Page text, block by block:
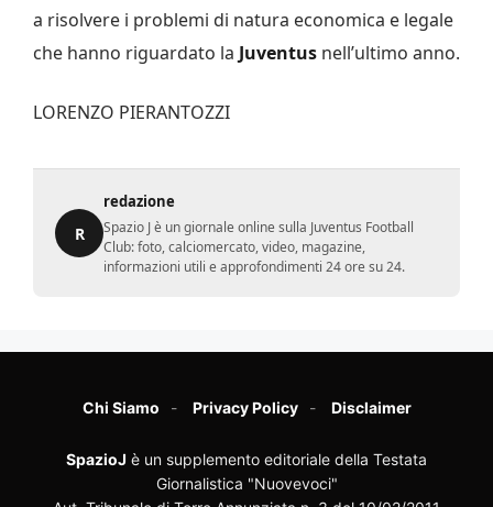
a risolvere i problemi di natura economica e legale
che hanno riguardato la Juventus nell’ultimo anno.
LORENZO PIERANTOZZI
R
redazione
Spazio J è un giornale online sulla Juventus Football
Club: foto, calciomercato, video, magazine,
informazioni utili e approfondimenti 24 ore su 24.
Chi Siamo Privacy Policy Disclaimer
SpazioJ è un supplemento editoriale della Testata
Giornalistica "Nuovevoci"